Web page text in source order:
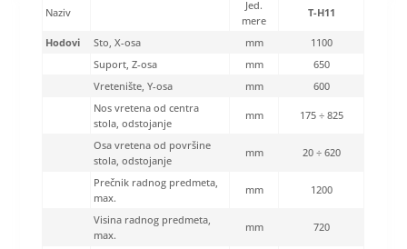
Naziv
Jed.
mere
T-H11
Hodovi Sto, X-osa mm
1100
Suport, Z-osa
mm
650
Vretenište, Y-osa
mm
600
Nos vretena od centra
stola, odstojanje
mm 175 ÷ 825
Osa vretena od površine
stola, odstojanje
mm 20 ÷ 620
Prečnik radnog predmeta,
max.
mm 1200
Visina radnog predmeta,
max.
mm 720